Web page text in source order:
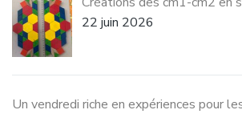
22 juin 2026
Un vendredi riche en expériences pour